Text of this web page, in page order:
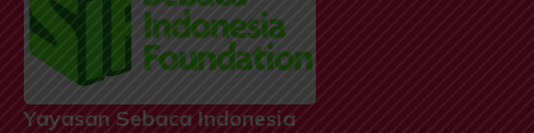
Yayasan Sebaca Indonesia